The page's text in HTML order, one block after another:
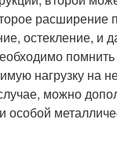
расширение
остекление, и
нагрузку на
можно
особой